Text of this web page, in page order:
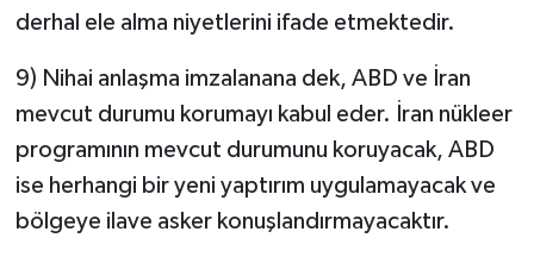
derhal ele alma niyetlerini ifade etmektedir.
9) Nihai anlaşma imzalanana dek, ABD ve İran
mevcut durumu korumayı kabul eder. İran nükleer
programının mevcut durumunu koruyacak, ABD
ise herhangi bir yeni yaptırım uygulamayacak ve
bölgeye ilave asker konuşlandırmayacaktır.